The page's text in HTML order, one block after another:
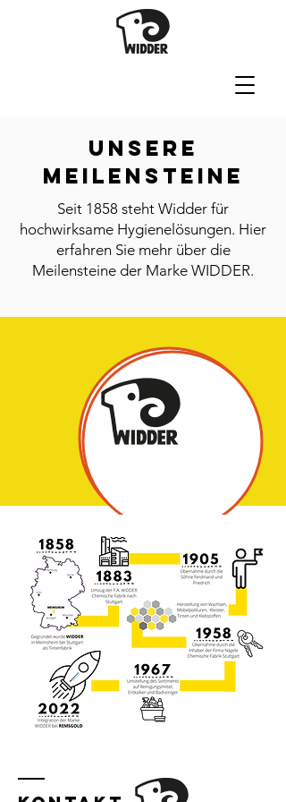
UNSERE
mEILENSTEINE
Seit 1858 steht Widder für
hochwirksame Hygienelösungen. Hier
erfahren Sie mehr über die
Meilensteine der Marke WIDDER.